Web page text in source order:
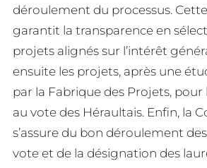
déroulement du processus.
garantit la transparence en
projets alignés sur l’intérêt
ensuite les projets, après une
par la Fabrique des Projets,
au vote des Héraultais. Enfin, la
s’assure du bon déroulement
vote et de la désignation des